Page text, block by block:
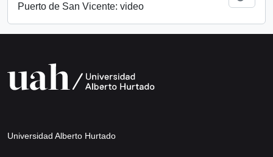
Puerto de San Vicente: video
Universidad Alberto Hurtado